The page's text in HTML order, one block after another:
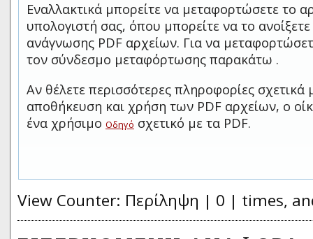
Εναλλακτικά μπορείτε να μεταφορτώσετε το
υπολογιστή σας, όπου μπορείτε να το
ανάγνωσης PDF αρχείων. Για να
τον σύνδεσμο μεταφόρτωσης παρακάτω .
Αν θέλετε περισσότερες πληροφορίες
αποθήκευση και χρήση των PDF αρχείων, ο
ένα χρήσιμο Οδηγό σχετικό με τα PDF.
View Counter: Περίληψη | 0 | times,